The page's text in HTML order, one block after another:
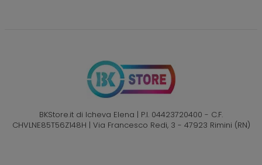
BKStore.it di Icheva Elena | P.I. 04423720400 - C.F.
CHVLNE85T56Z148H | Via Francesco Redi, 3 - 47923 Rimini (RN)